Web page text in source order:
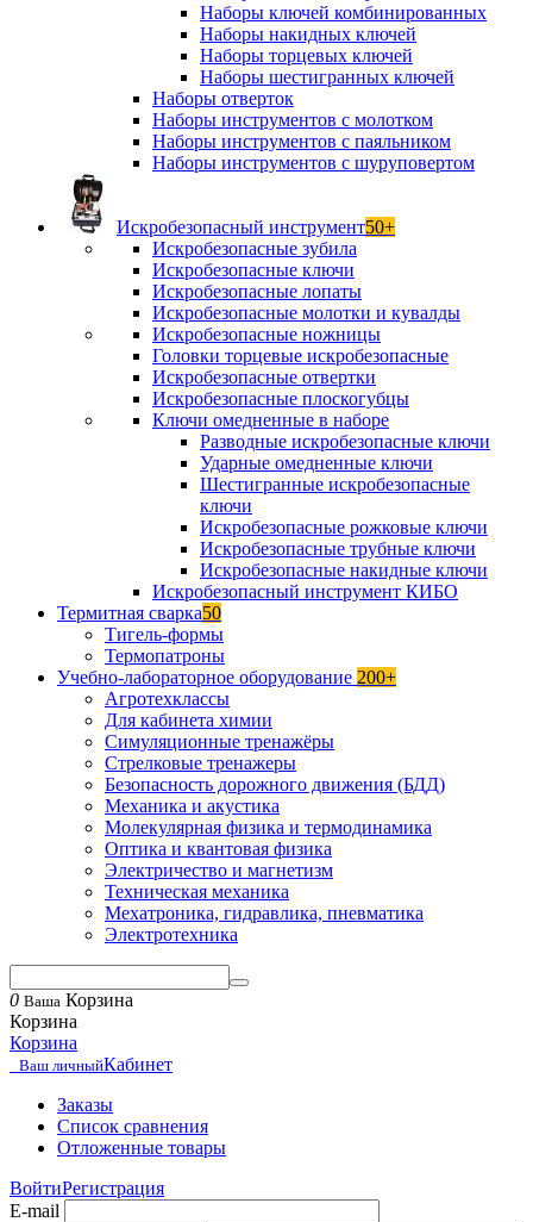
Наборы ключей комбинированных
Наборы накидных ключей
Наборы торцевых ключей
Наборы шестигранных ключей
Наборы отверток
Наборы инструментов с молотком
Наборы инструментов с паяльником
Наборы инструментов с шуруповертом
Искробезопасный инструмент50+
Искробезопасные зубила
Искробезопасные ключи
Искробезопасные лопаты
Искробезопасные молотки и кувалды
Искробезопасные ножницы
Головки торцевые искробезопасные
Искробезопасные отвертки
Искробезопасные плоскогубцы
Ключи омедненные в наборе
Разводные искробезопасные ключи
Ударные омедненные ключи
Шестигранные искробезопасные
ключи
Искробезопасные рожковые ключи
Искробезопасные трубные ключи
Искробезопасные накидные ключи
Искробезопасный инструмент КИБО
Термитная сварка50
Тигель-формы
Термопатроны
Учебно-лабораторное оборудование 200+
Агротехклассы
Для кабинета химии
Симуляционные тренажёры
Стрелковые тренажеры
Безопасность дорожного движения (БДД)
Механика и акустика
Молекулярная физика и термодинамика
Оптика и квантовая физика
Электричество и магнетизм
Техническая механика
Мехатроника, гидравлика, пневматика
Электротехника
0 Ваша Корзина
Корзина
Корзина
Ваш личныйКабинет
Заказы
Список сравнения
Отложенные товары
ВойтиРегистрация
E-mail